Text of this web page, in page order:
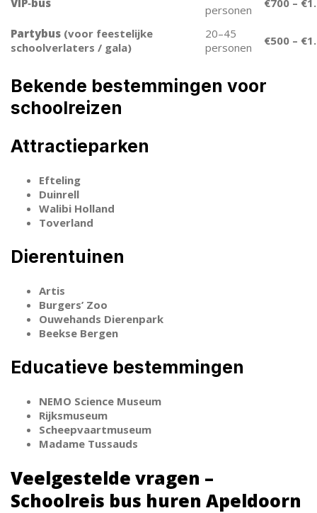
personen
Partybus (voor feestelijke
schoolverlaters / gala)
20–45
personen
€500 –
Bekende bestemmingen voor
schoolreizen
Attractieparken
Efteling
Duinrell
Walibi Holland
Toverland
Dierentuinen
Artis
Burgers’ Zoo
Ouwehands Dierenpark
Beekse Bergen
Educatieve bestemmingen
NEMO Science Museum
Rijksmuseum
Scheepvaartmuseum
Madame Tussauds
Veelgestelde vragen –
Schoolreis bus huren Apeldoorn